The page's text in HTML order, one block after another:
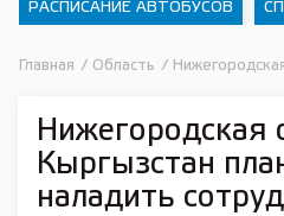
РАСПИСАНИЕ АВТОБУСОВ
Главная / Область /
Нижегородская
Кыргызстан
наладить